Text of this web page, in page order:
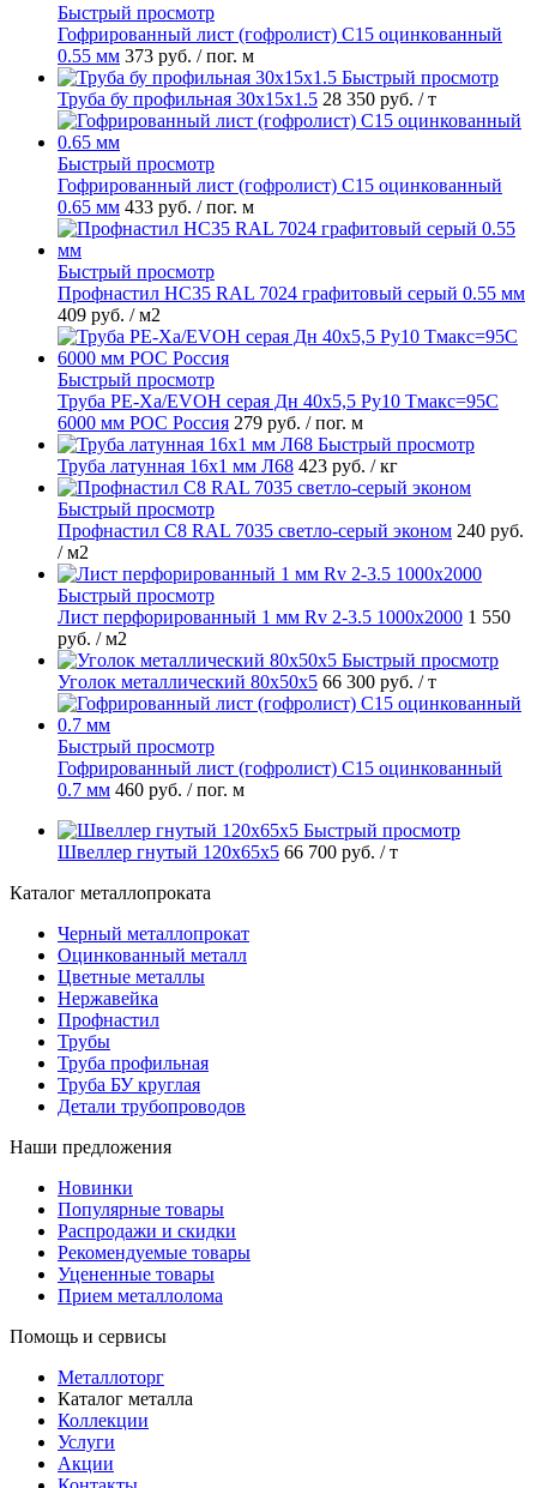
Быстрый просмотр
Гофрированный лист (гофролист) С15 оцинкованный
0.55 мм 373 руб. / пог. м
Быстрый просмотр
Труба бу профильная 30х15х1.5 28 350 руб. / т
Быстрый просмотр
Гофрированный лист (гофролист) С15 оцинкованный
0.65 мм 433 руб. / пог. м
Быстрый просмотр
Профнастил НС35 RAL 7024 графитовый серый 0.55 мм
409 руб. / м2
Быстрый просмотр
Труба PE-Xa/EVOH серая Дн 40х5,5 Ру10 Тмакс=95C
6000 мм РОС Россия 279 руб. / пог. м
Быстрый просмотр
Труба латунная 16х1 мм Л68 423 руб. / кг
Быстрый просмотр
Профнастил С8 RAL 7035 светло-серый эконом 240 руб.
/ м2
Быстрый просмотр
Лист перфорированный 1 мм Rv 2-3.5 1000х2000 1 550
руб. / м2
Быстрый просмотр
Уголок металлический 80х50х5 66 300 руб. / т
Быстрый просмотр
Гофрированный лист (гофролист) С15 оцинкованный
0.7 мм 460 руб. / пог. м
Быстрый просмотр
Швеллер гнутый 120х65х5 66 700 руб. / т
Каталог металлопроката
Черный металлопрокат
Оцинкованный металл
Цветные металлы
Нержавейка
Профнастил
Трубы
Труба профильная
Труба БУ круглая
Детали трубопроводов
Наши предложения
Новинки
Популярные товары
Распродажи и скидки
Рекомендуемые товары
Уцененные товары
Прием металлолома
Помощь и сервисы
Металлоторг
Каталог металла
Коллекции
Услуги
Акции